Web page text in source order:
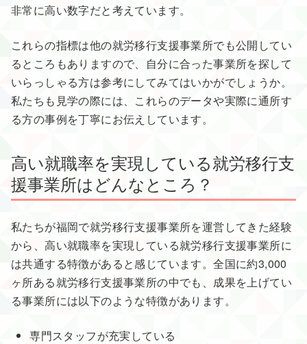
非常に高い数字だと考えています。
これらの指標は他の就労移行支援事業所でも公開してい
るところもありますので、自分に合った事業所を探して
いらっしゃる方は参考にしてみてはいかがでしょうか。
私たちも見学の際には、これらのデータや実際に通所す
る方の事例を丁寧にお伝えしています。
高い就職率を実現している就労移行支
援事業所はどんなところ？
私たちが福岡で就労移行支援事業所を運営してきた経験
から、高い就職率を実現している就労移行支援事業所に
は共通する特徴があると感じています。全国に約3,000
ヶ所ある就労移行支援事業所の中でも、成果を上げてい
る事業所には以下のような特徴があります。
専門スタッフが充実している